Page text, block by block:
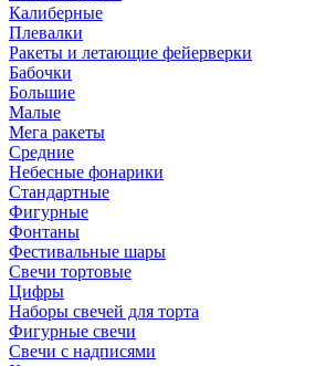
Калиберные
Плевалки
Ракеты и летающие фейерверки
Бабочки
Большие
Малые
Мега ракеты
Средние
Небесные фонарики
Стандартные
Фигурные
Фонтаны
Фестивальные шары
Свечи тортовые
Цифры
Наборы свечей для торта
Фигурные свечи
Свечи с надписями